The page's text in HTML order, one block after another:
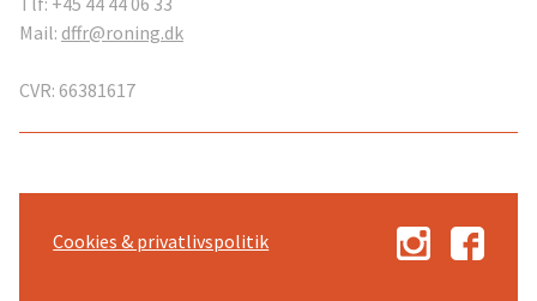
Mail: dffr@roning.dk
CVR: 66381617
Cookies & privatlivspolitik